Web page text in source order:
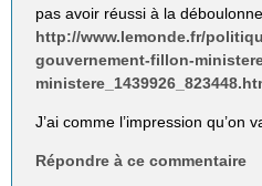
pas avoir réussi à la
http://www.lemonde.fr/
gouvernement-fillon-
J’ai comme l’impression qu’on
Répondre à ce commentaire